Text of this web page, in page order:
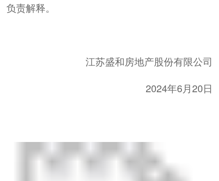
负责解释。
江苏盛和房地产股份有限公司
2024年6月20日